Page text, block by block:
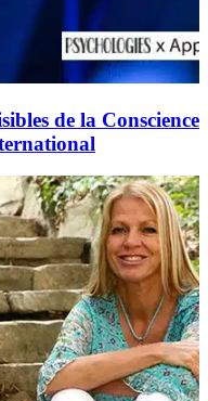
de la Conscience